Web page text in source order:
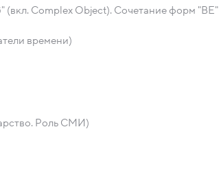
(вкл. Complex Object). Сочетание форм "ВЕ"
времени)
Роль СМИ)